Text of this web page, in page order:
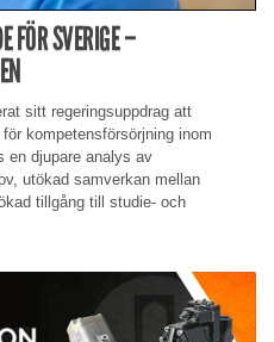
FÖR SVERIGE –
sitt regeringsuppdrag att
kompetensförsörjning inom
en djupare analys av
utökad samverkan mellan
tillgång till studie- och